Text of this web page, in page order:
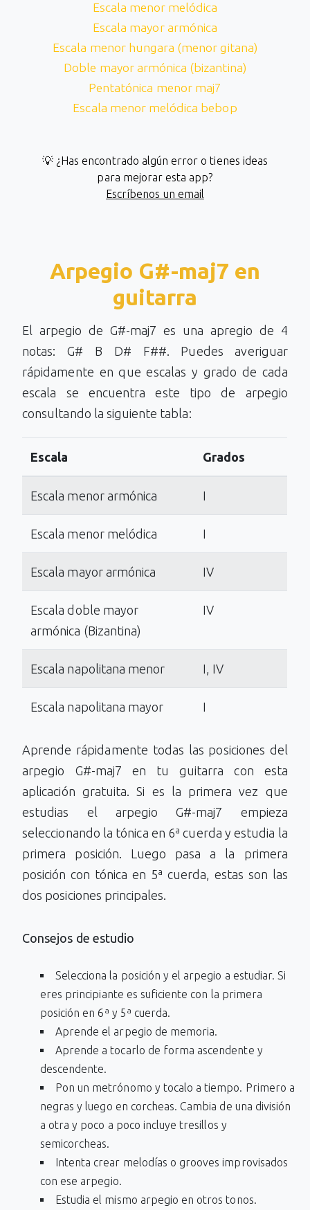
Escala menor melódica
Escala mayor armónica
Escala menor hungara (menor gitana)
Doble mayor armónica (bizantina)
Pentatónica menor maj7
Escala menor melódica bebop
💡 ¿Has encontrado algún error o tienes ideas
para mejorar esta app?
Escríbenos un email
Arpegio G#-maj7 en
guitarra
El arpegio de G#-maj7 es una apregio de 4
notas: G# B D# F##. Puedes averiguar
rápidamente en que escalas y grado de cada
escala se encuentra este tipo de arpegio
consultando la siguiente tabla:
Escala Grados
Escala menor armónica I
Escala menor melódica I
Escala mayor armónica IV
Escala doble mayor
armónica (Bizantina)
IV
Escala napolitana menor I, IV
Escala napolitana mayor I
Aprende rápidamente todas las posiciones del
arpegio G#-maj7 en tu guitarra con esta
aplicación gratuita. Si es la primera vez que
estudias el arpegio G#-maj7 empieza
seleccionando la tónica en 6ª cuerda y estudia la
primera posición. Luego pasa a la primera
posición con tónica en 5ª cuerda, estas son las
dos posiciones principales.
Consejos de estudio
Selecciona la posición y el arpegio a estudiar. Si
eres principiante es suficiente con la primera
posición en 6ª y 5ª cuerda.
Aprende el arpegio de memoria.
Aprende a tocarlo de forma ascendente y
descendente.
Pon un metrónomo y tocalo a tiempo. Primero a
negras y luego en corcheas. Cambia de una división
a otra y poco a poco incluye tresillos y
semicorcheas.
Intenta crear melodías o grooves improvisados
con ese arpegio.
Estudia el mismo arpegio en otros tonos.